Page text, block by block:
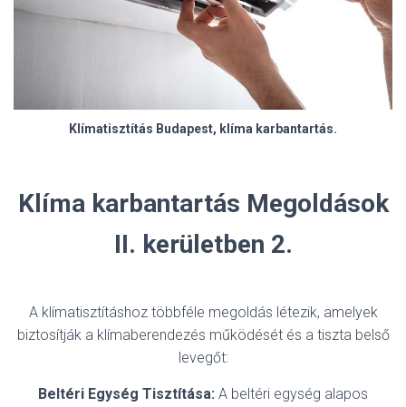
Klímatisztítás Budapest, klíma karbantartás.
Klíma karbantartás Megoldások
II. kerületben 2.
A klímatisztításhoz többféle megoldás létezik, amelyek
biztosítják a klímaberendezés működését és a tiszta belső
levegőt:
Beltéri Egység Tisztítása: A beltéri egység alapos